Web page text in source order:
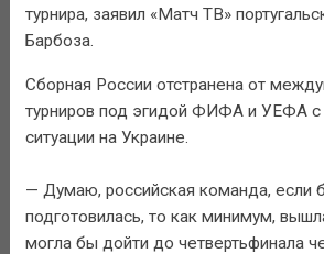
турнира, заявил «Матч ТВ»
Барбоза.
Сборная России отстранена от
турниров под эгидой ФИФА и УЕФА с
ситуации на Украине.
— Думаю, российская команда, если
подготовилась, то как минимум,
могла бы дойти до четвертьфинала